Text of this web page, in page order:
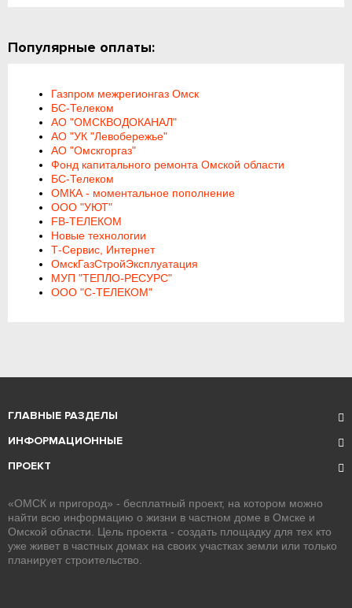
Популярные оплаты:
Газпром межрегионгаз Омск
БС-Телеком
АО "ОМСКВОДОКАНАЛ"
АО "УК "Левобережье"
АО "Омскгоргаз"
Фонд капитального ремонта Омской области
БС-Телеком
ОМКА - моментальное пополнение
ООО "УЮТ"
FB-ТЕЛЕКОМ
Новые технологии
Т-Сервис, Интернет
ОмскГазСтройЭксплуатация
МУП "ТЕПЛО-РЕСУРС"
ООО "С-ТЕЛЕКОМ"
ГЛАВНЫЕ РАЗДЕЛЫ
ИНФОРМАЦИОННЫЕ
ПРОЕКТ
«ОМСК и пригород» - бесплатный проект, на котором можно
найти всю информацию о жизни в частном доме в Омске и
Омской области. Цель проекта - создать площадку для тех кто
уже живет в частных домах на своих участках земли или только
планирует строительство.